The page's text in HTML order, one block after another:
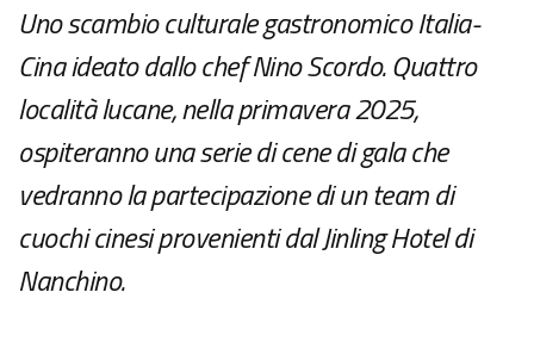
Uno scambio culturale gastronomico Italia-
Cina ideato dallo chef Nino Scordo. Quattro
località lucane, nella primavera 2025,
ospiteranno una serie di cene di gala che
vedranno la partecipazione di un team di
cuochi cinesi provenienti dal Jinling Hotel di
Nanchino.